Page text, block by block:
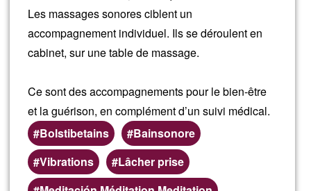
Les massages sonores ciblent un
accompagnement individuel. Ils se déroulent en
cabinet, sur une table de massage.
Ce sont des accompagnements pour le bien-être
et la guérison, en complément d’un suivi médical.
Bolstibetains
Bainsonore
Vibrations
Lâcher prise